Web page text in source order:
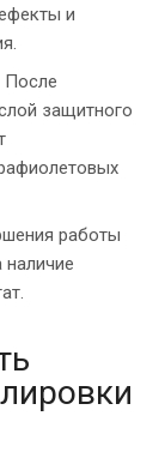
и
После
защитного
работы
наличие